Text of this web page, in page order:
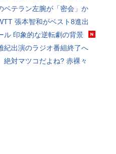
ベテラン左腕が「密会」か
張本智和がベスト8進出
ル 印象的な逆転劇の背景
紀出演のラジオ番組終了へ
絶対マツコだよね? 赤裸々